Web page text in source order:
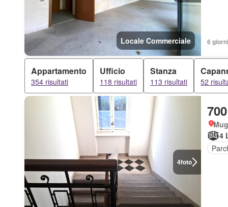
Locale Commerciale 6
Appartamento
354 risultati
Ufficio
118 risultati
Stanza
113 risultati 52
4foto
4